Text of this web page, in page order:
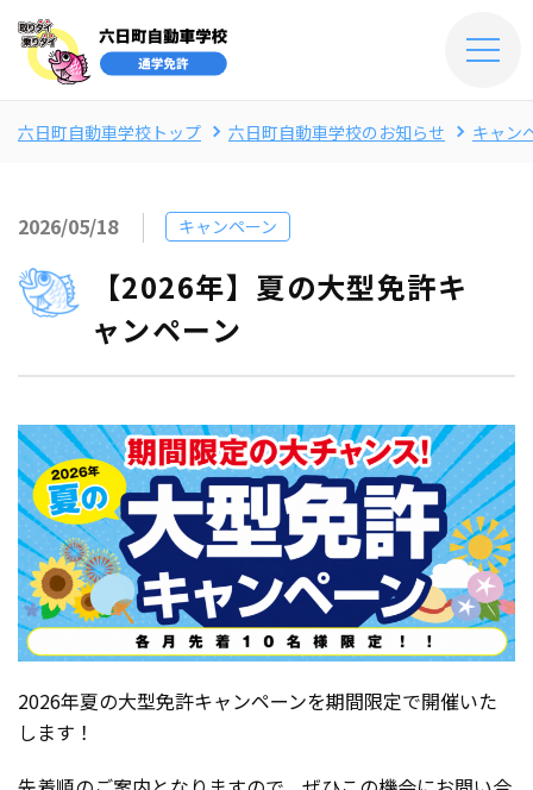
六日町自動車学校トップ 六日町自動車学校のお知らせ キャン
2026/05/18 キャンペーン
【2026年】夏の大型免許キ
ャンペーン
2026年夏の大型免許キャンペーンを期間限定で開催いた
します！